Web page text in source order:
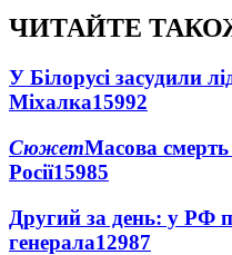
ЧИТАЙТЕ
У Білорусі засудили
Міхалка15992
СюжетМасова
Росії15985
Другий за день: у РФ
генерала12987